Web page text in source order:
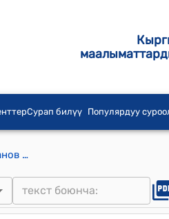
Сурап билүү Популярдуу
КР Президентинин 2005-жылдын 25-ноябрындагы ПЖ № 595 "Ы.К.Өмүрканов жөнүндө" Жарлыгы